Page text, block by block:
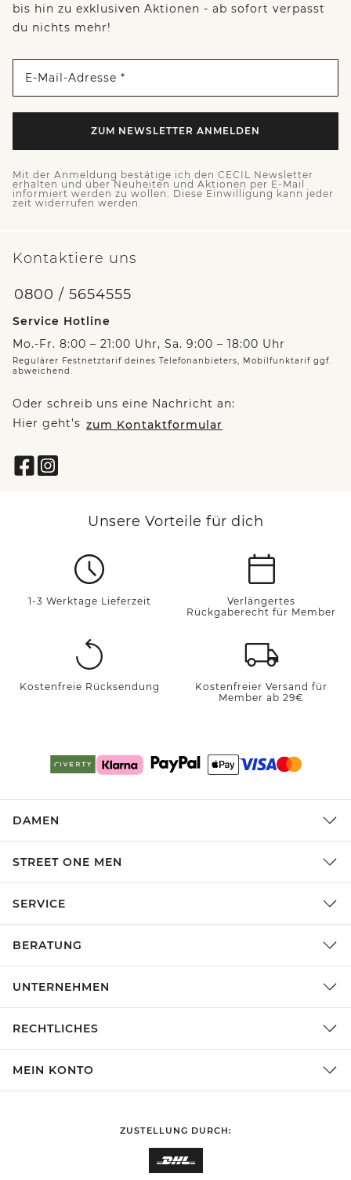
bis hin zu exklusiven Aktionen - ab sofort verpasst
du nichts mehr!
E-Mail-Adresse *
ZUM NEWSLETTER ANMELDEN
Mit der Anmeldung bestätige ich den CECIL Newsletter
erhalten und über Neuheiten und Aktionen per E-Mail
informiert werden zu wollen. Diese Einwilligung kann jeder
zeit widerrufen werden.
Kontaktiere uns
0800 / 5654555
Service Hotline
Mo.-Fr. 8:00 – 21:00 Uhr, Sa. 9:00 – 18:00 Uhr
Regulärer Festnetztarif deines Telefonanbieters, Mobilfunktarif ggf.
abweichend.
Oder schreib uns eine Nachricht an:
Hier geht’s zum Kontaktformular
Unsere Vorteile für dich
1-3 Werktage Lieferzeit
Verlängertes
Rückgaberecht für Member
Kostenfreie Rücksendung
Kostenfreier Versand für
Member ab 29€
DAMEN
STREET ONE MEN
SERVICE
BERATUNG
UNTERNEHMEN
RECHTLICHES
MEIN KONTO
ZUSTELLUNG DURCH: